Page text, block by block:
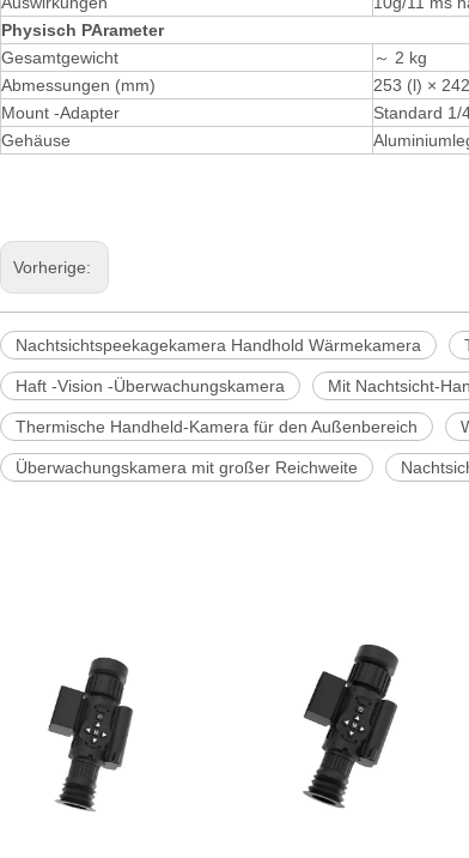
Physisch PArameter
Gesamtgewicht
～ 2 kg
Abmessungen (mm)
253 (l) ×
Mount -Adapter
Standard 1/
Gehäuse
Vorherige:
Nachtsichtspeekagekamera Handhold Wärmekamera
Haft -Vision -Überwachungskamera Mit Nachtsicht-
Thermische Handheld-Kamera für den Außenbereich
Überwachungskamera mit großer Reichweite